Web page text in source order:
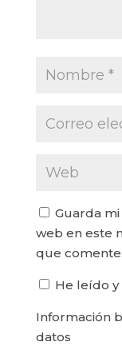
Guarda
web en este
que comente.
He leído
Información
datos